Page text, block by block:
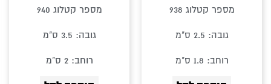
מספר קטלוג 938
גובה: 2.5 ס"מ
רוחב: 1.8 ס"מ
מספר קטלוג 940
גובה: 3.5 ס"מ
רוחב: 2 ס"מ